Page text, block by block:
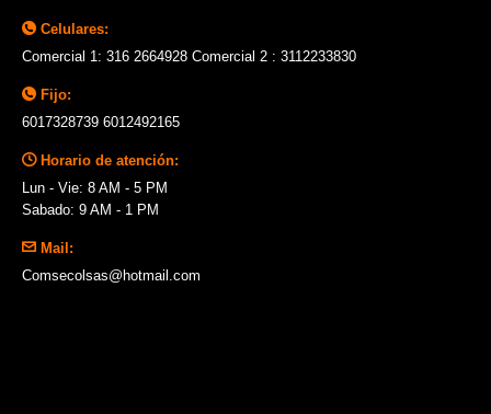
Celulares:
Comercial 1: 316 2664928 Comercial 2 : 3112233830
Fijo:
6017328739 6012492165
Horario de atención:
Lun - Vie: 8 AM - 5 PM
Sabado: 9 AM - 1 PM
Mail:
Comsecolsas@hotmail.com